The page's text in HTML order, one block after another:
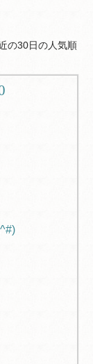
ルメ
の30日の人気順